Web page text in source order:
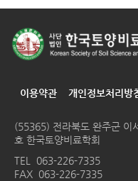
이용약관 개인정보처리방
(55365) 전라북도 완주군 이
호 한국토양비료학회
TEL 063-226-7335
FAX 063-226-7335